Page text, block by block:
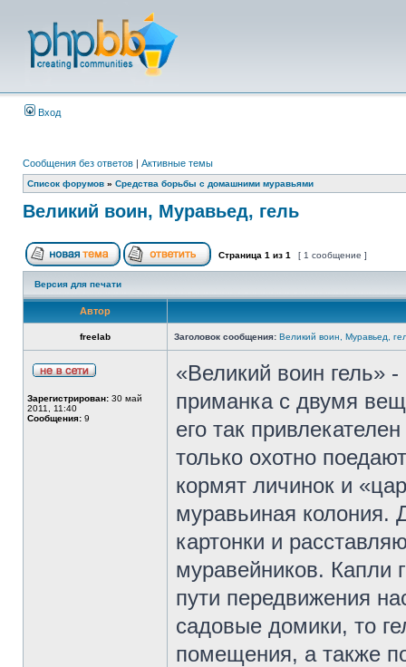
Вход
Сообщения без ответов | Активные темы
Список форумов » Средства борьбы с домашними муравьями
Великий воин, Муравьед, гель
Страница 1 из 1 [ 1 сообщение ]
Версия для печати
Автор
freelab Заголовок сообщения: Великий воин, Муравьед,
Зарегистрирован: 30 май
2011, 11:40
Сообщения: 9
«Великий воин гель»
приманка с двумя
его так
только охотно
кормят личинок и
муравьиная колония.
картонки и
муравейников. Капли
пути передвижения
садовые домики, то
помещения, а также